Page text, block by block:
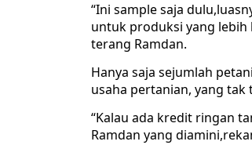
“Ini sample saja
untuk produksi yang lebih
terang Ramdan.
Hanya saja sejumlah
usaha pertanian, yang
“Kalau ada kredit ringan
Ramdan yang